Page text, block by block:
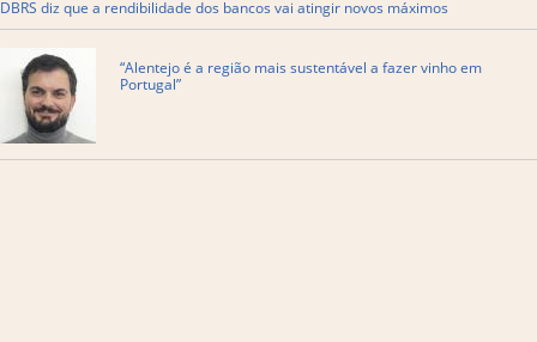
DBRS diz que a rendibilidade dos bancos vai atingir novos máximos
“Alentejo é a região mais sustentável a fazer vinho em
Portugal”